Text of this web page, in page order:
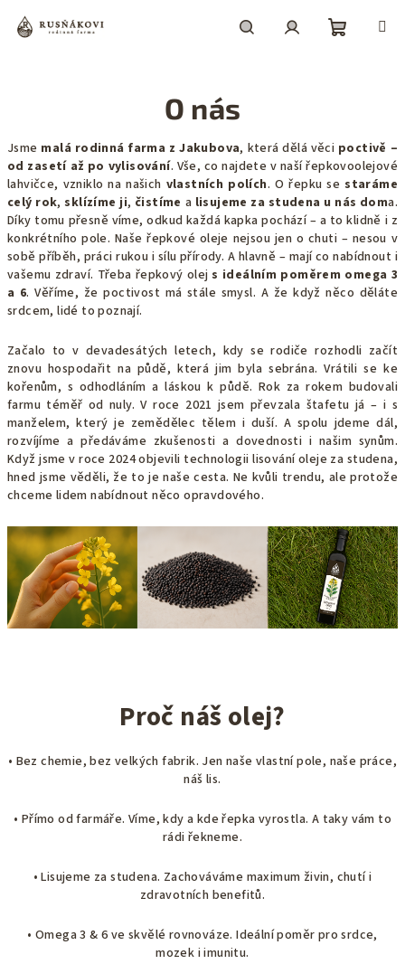
O nás
Jsme malá rodinná farma z Jakubova, která dělá věci poctivě –
od zasetí až po vylisování. Vše, co najdete v naší řepkovoolejové
lahvičce, vzniklo na našich vlastních polích. O řepku sestaráme
celý rok,sklízíme ji, čistíme a lisujeme za studena u nás doma.
Díky tomu přesně víme, odkud každá kapka pochází – a to klidně i z
konkrétního pole. Naše řepkové oleje nejsou jen o chuti – nesou v
sobě příběh, práci rukou i sílu přírody. A hlavně – mají co nabídnout i
vašemu zdraví. Třeba řepkový olejs ideálním poměrem omega 3
a 6. Věříme, že poctivost má stále smysl. A že když něco děláte
srdcem, lidé to poznají.
Začalo to v devadesátých letech, kdy se rodiče rozhodli začít
znovu hospodařit na půdě, která jim byla sebrána. Vrátili se ke
kořenům, s odhodláním a láskou k půdě. Rok za rokem budovali
farmu téměř od nuly. V roce 2021 jsem převzala štafetu já – i s
manželem, který je zemědělec tělem i duší. A spolu jdeme dál,
rozvíjíme a předáváme zkušenosti a dovednosti i našim synům.
Když jsme v roce 2024 objevili technologii lisování oleje za studena,
hned jsme věděli, že to je naše cesta. Ne kvůli trendu, ale protože
chceme lidem nabídnout něco opravdového.
Proč náš olej?
• Bez chemie, bez velkých fabrik. Jen naše vlastní pole, naše práce,
náš lis.
• Přímo od farmáře. Víme, kdy a kde řepka vyrostla. A taky vám to
rádi řekneme.
• Lisujeme za studena. Zachováváme maximum živin, chutí i
zdravotních benefitů.
• Omega 3 & 6 ve skvělé rovnováze. Ideální poměr pro srdce,
mozek i imunitu.